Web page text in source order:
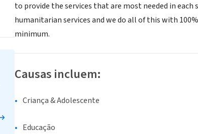
to provide the services that are most needed in
humanitarian services and we do all of this with
minimum.
Causas incluem:
Criança & Adolescente
Educação